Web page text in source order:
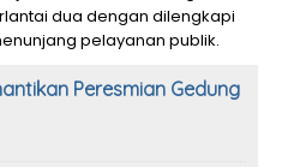
dua dengan dilengkapi
pelayanan publik.
Peresmian Gedung